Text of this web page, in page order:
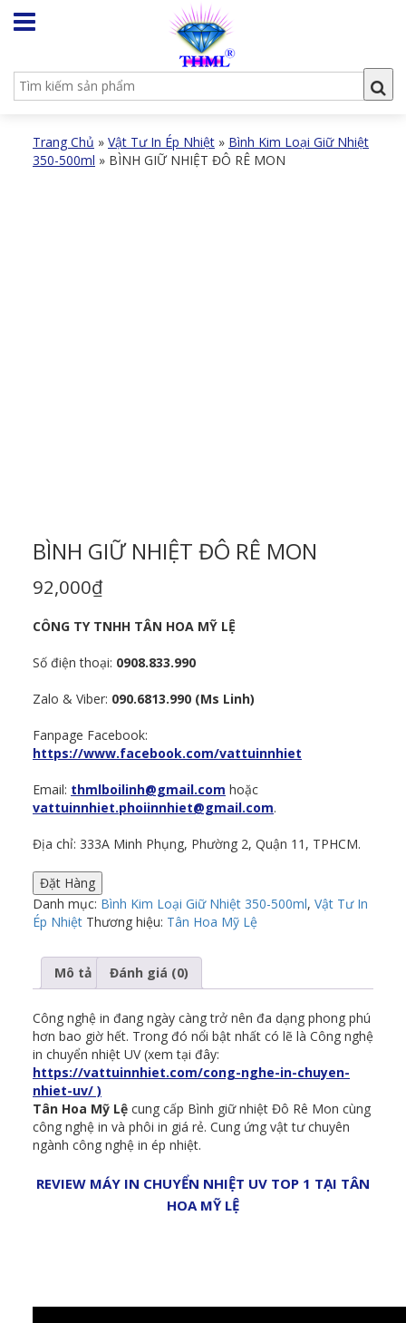
Trang Chủ » Vật Tư In Ép Nhiệt » Bình Kim Loại Giữ Nhiệt
350-500ml » BÌNH GIỮ NHIỆT ĐÔ RÊ MON
BÌNH GIỮ NHIỆT ĐÔ RÊ MON
92,000₫
CÔNG TY TNHH TÂN HOA MỸ LỆ
Số điện thoại: 0908.833.990
Zalo & Viber: 090.6813.990 (Ms Linh)
Fanpage Facebook:
https://www.facebook.com/vattuinnhiet
Email: thmlboilinh@gmail.com hoặc
vattuinnhiet.phoiinnhiet@gmail.com.
Địa chỉ: 333A Minh Phụng, Phường 2, Quận 11, TPHCM.
Đặt Hàng
Danh mục: Bình Kim Loại Giữ Nhiệt 350-500ml, Vật Tư In
Ép Nhiệt Thương hiệu: Tân Hoa Mỹ Lệ
Mô tả Đánh giá (0)
Công nghệ in đang ngày càng trở nên đa dạng phong phú
hơn bao giờ hết. Trong đó nổi bật nhất có lẽ là Công nghệ
in chuyển nhiệt UV (xem tại đây:
https://vattuinnhiet.com/cong-nghe-in-chuyen-
nhiet-uv/ )
Tân Hoa Mỹ Lệ cung cấp Bình giữ nhiệt Đô Rê Mon cùng
công nghệ in và phôi in giá rẻ. Cung ứng vật tư chuyên
ngành công nghệ in ép nhiệt.
REVIEW MÁY IN CHUYỂN NHIỆT UV TOP 1 TẠI TÂN
HOA MỸ LỆ